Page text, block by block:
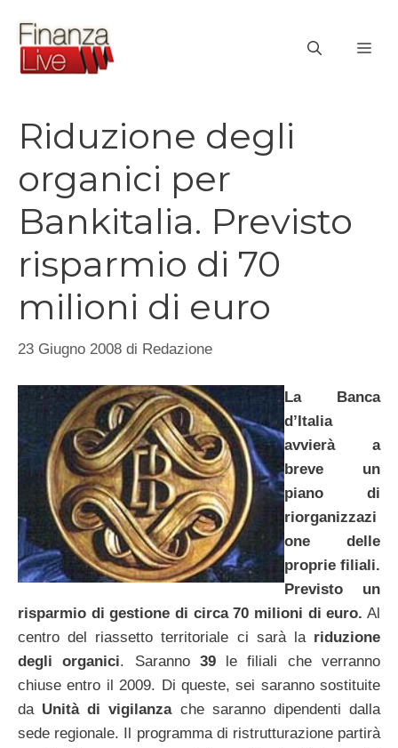
contenuto
Riduzione degli
organici per
Bankitalia. Previsto
risparmio di 70
milioni di euro
23 Giugno 2008 di Redazione
La Banca
d’Italia
avvierà a
breve un
piano di
riorganizzazi
one delle
proprie filiali.
Previsto un
risparmio di gestione di circa 70 milioni di euro. Al
centro del riassetto territoriale ci sarà la riduzione
degli organici. Saranno 39le filiali che verranno
chiuse entro il 2009. Di queste, sei saranno sostituite
da Unità di vigilanzache saranno dipendenti dalla
sede regionale. Il programma di ristrutturazione partirà